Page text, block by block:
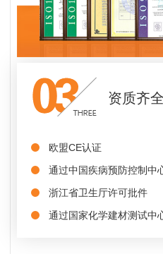
资质齐全
欧盟CE认证
通过中国疾病预防控制中
浙江省卫生厅许可批件
通过国家化学建材测试中